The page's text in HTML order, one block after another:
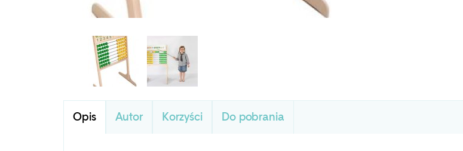
Opis Autor Korzyści Do pobrania